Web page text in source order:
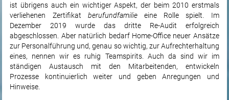
ist übrigens auch ein wichtiger Aspekt, der beim 2010 erstmals
verliehenen Zertifikat berufundfamilieeine Rolle spielt. Im
Dezember 2019 wurde das dritte Re-Audit erfolgreich
abgeschlossen. Aber natürlich bedarf Home-Office neuer Ansätze
zur Personalführung und, genau so wichtig, zur Aufrechterhaltung
eines, nennen wir es ruhig Teamspirits. Auch da sind wir im
ständigen Austausch mit den Mitarbeitenden, entwickeln
Prozesse kontinuierlich weiter und geben Anregungen und
Hinweise.